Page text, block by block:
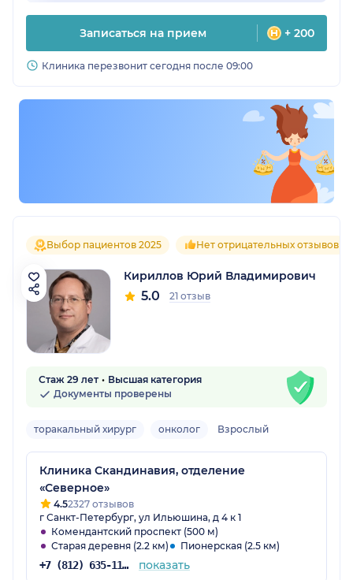
Записаться на прием + 200
Клиника перезвонит сегодня после 09:00
Выбор пациентов 2025 Нет отрицательных отзывов
Кириллов Юрий Владимирович
5.0 21 отзыв
Стаж 29 лет
Высшая категория
Документы проверены
торакальный хирург онколог Взрослый
Клиника Скандинавия, отделение
«Северное»
4.52327 отзывов
г Санкт-Петербург, ул Ильюшина, д 4 к 1
Комендантский проспект (500 м)
Старая деревня (2.2 км)
Пионерская (2.5 км)
+7 (812) 635-11-79 показать